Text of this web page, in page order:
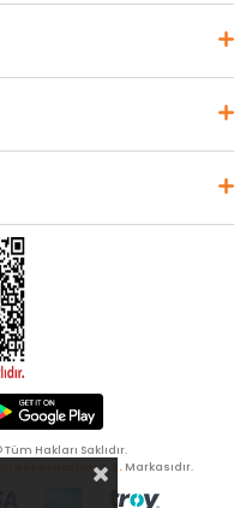
Hakları Saklıdır.
Aksesuarları A.Ş. Markasıdır.